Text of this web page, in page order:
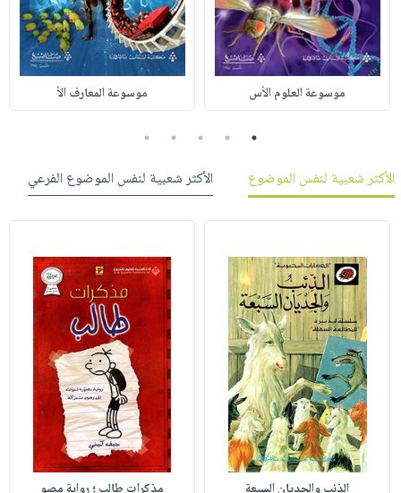
موسوعة العلوم الأس موسوعة المعارف الأ
1
2
3
4
5
الأكثر شعبية لنفس الموضوع
الأكثر شعبية لنفس الموضوع الفرعي